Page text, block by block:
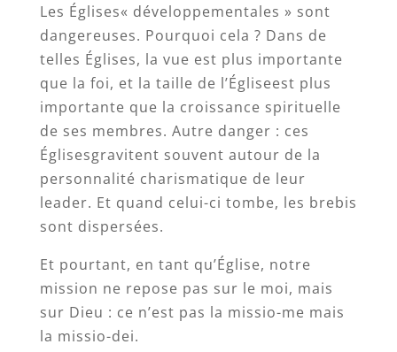
Les Églises« développementales » sont
dangereuses. Pourquoi cela ? Dans de
telles Églises, la vue est plus importante
que la foi, et la taille de l’Égliseest plus
importante que la croissance spirituelle
de ses membres. Autre danger : ces
Églisesgravitent souvent autour de la
personnalité charismatique de leur
leader. Et quand celui-ci tombe, les brebis
sont dispersées.
Et pourtant, en tant qu’Église, notre
mission ne repose pas sur le moi, mais
sur Dieu : ce n’est pas la missio-me mais
la missio-dei.